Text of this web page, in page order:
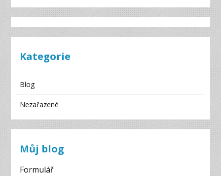
Kategorie
Blog
Nezařazené
Můj blog
Formulář